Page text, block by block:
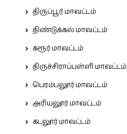
திருப்பூர் மாவட்டம்
திண்டுக்கல் மாவட்டம்
கரூர் மாவட்டம்
திருச்சிராப்பள்ளி மாவட்டம்
பெரம்பலூர் மாவட்டம்
அரியலூர் மாவட்டம்
கடலூர் மாவட்டம்